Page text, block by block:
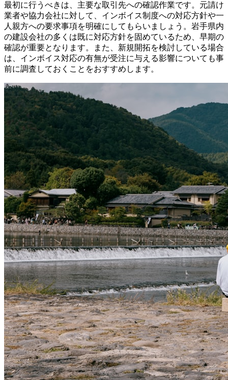
最初に行うべきは、主要な取引先への確認作業です。元請け
業者や協力会社に対して、インボイス制度への対応方針や一
人親方への要求事項を明確にしてもらいましょう。岩手県内
の建設会社の多くは既に対応方針を固めているため、早期の
確認が重要となります。また、新規開拓を検討している場合
は、インボイス対応の有無が受注に与える影響についても事
前に調査しておくことをおすすめします。